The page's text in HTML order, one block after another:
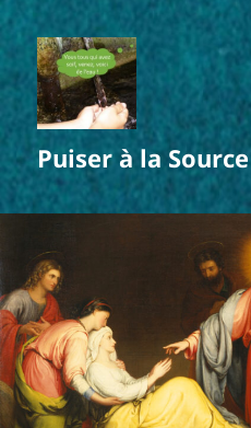
Puiser à la Source